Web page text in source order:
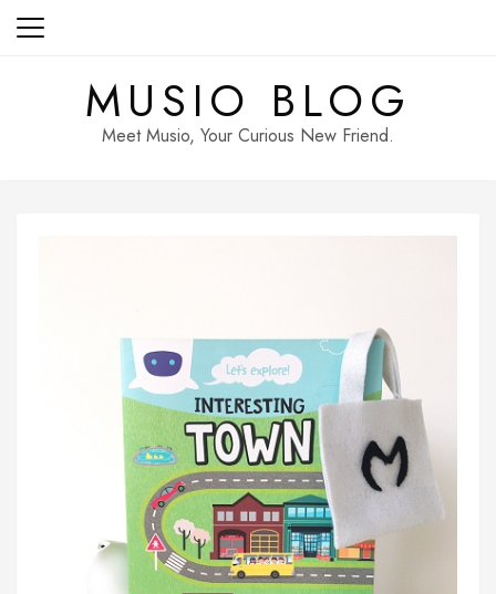
Skip
MUSIO BLOG
Meet Musio, Your Curious New Friend.